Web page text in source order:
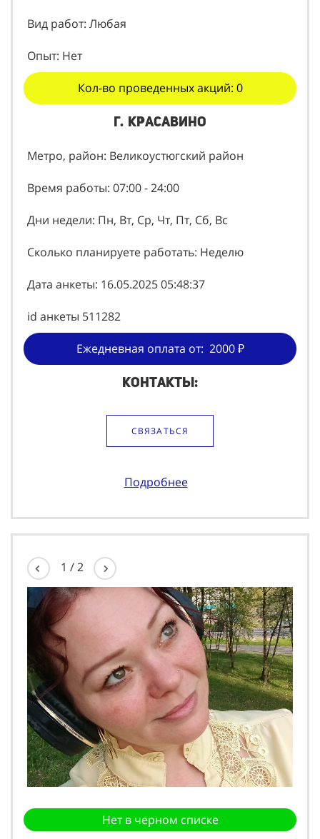
Вид работ: Любая
Опыт: Нет
Кол-во проведенных акций: 0
г. Красавино
Метро, район: Великоустюгский район
Время работы: 07:00 - 24:00
Дни недели: Пн, Вт, Ср, Чт, Пт, Сб, Вс
Сколько планируете работать: Неделю
Дата анкеты: 16.05.2025 05:48:37
id анкеты 511282
Ежедневная оплата от: 2000 ₽
Контакты:
СВЯЗАТЬСЯ
Подробнее
1 /2
Нет в черном списке